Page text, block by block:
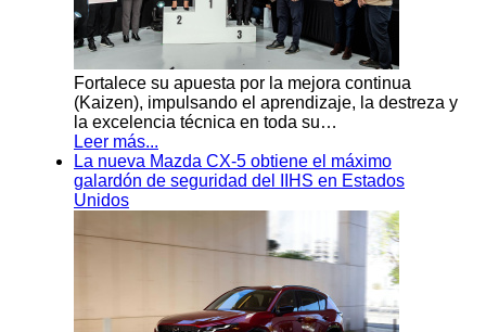
Fortalece su apuesta por la mejora continua
(Kaizen), impulsando el aprendizaje, la destreza y
la excelencia técnica en toda su…
Leer más...
La nueva Mazda CX-5 obtiene el máximo
galardón de seguridad del IIHS en Estados
Unidos